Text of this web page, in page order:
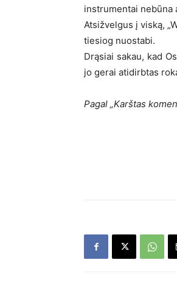
instrumentai nebūna
Atsižvelgus į viską,
tiesiog nuostabi.
Drąsiai sakau, kad
jo gerai atidirbtas
Pagal „Karštas